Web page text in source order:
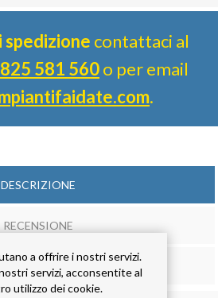
spedizione contattaci al
581 560o per email
.
DESCRIZIONE
RECENSIONE
CONTATTACI
a offrire i nostri servizi.
servizi, acconsentite al
utilizzo dei cookie.